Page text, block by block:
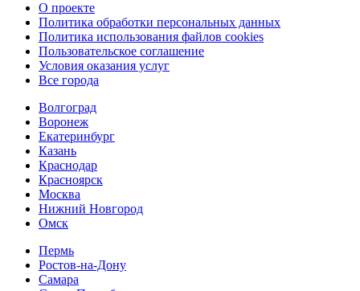
О проекте
Политика обработки персональных данных
Политика использования файлов cookies
Пользовательское соглашение
Условия оказания услуг
Все города
Волгоград
Воронеж
Екатеринбург
Казань
Краснодар
Красноярск
Москва
Нижний Новгород
Омск
Пермь
Ростов-на-Дону
Самара